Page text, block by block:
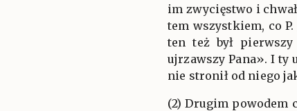
im zwycięstwo i
tem wszystkiem, co
ten też był
ujrzawszy Pana». I ty
nie stronił od niego
(2) Drugim powodem